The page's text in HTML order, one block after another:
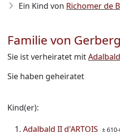
Ein Kind von Richomer de
Familie von
Sie ist verheiratet mit
Sie haben geheiratet
Kind(er):
Adalbald II d'ARTOIS ±